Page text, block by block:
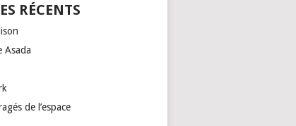
RÉCENTS
Asada
de l’espace